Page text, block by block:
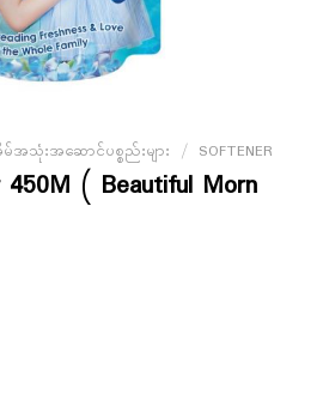
အသုံးအဆောင်ပစ္စည်းများ / SOFTENER
( Beautiful Morn